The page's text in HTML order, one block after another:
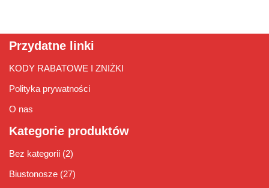
Przydatne linki
KODY RABATOWE I ZNIŻKI
Polityka prywatności
O nas
Kategorie produktów
Bez kategorii (2)
Biustonosze (27)